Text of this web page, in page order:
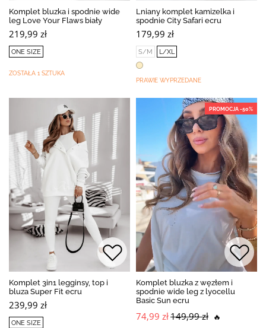
Komplet bluzka i spodnie wide
leg Love Your Flaws biały
219,99 zł
ONE SIZE
ZOSTAŁA 1 SZTUKA
Lniany komplet kamizelka i
spodnie City Safari ecru
179,99 zł
S/M L/XL
PRAWIE WYPRZEDANE
Komplet 3in1 legginsy, top i
bluza Super Fit ecru
239,99 zł
ONE SIZE
PROMOCJA -50%
Komplet bluzka z węzłem i
spodnie wide leg z lyocellu
Basic Sun ecru
74,99 zł149,99 zł 🔥